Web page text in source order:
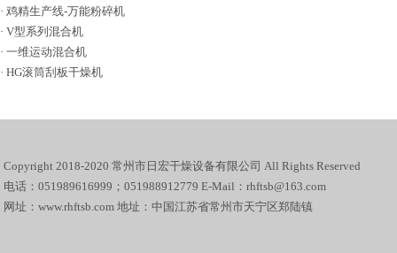
· 鸡精生产线-万能粉碎机
· V型系列混合机
· 一维运动混合机
· HG滚筒刮板干燥机
Copyright 2018-2020 常州市日宏干燥设备有限公司 All Rights Reserved
电话：051989616999；051988912779 E-Mail：rhftsb@163.com
网址：www.rhftsb.com 地址：中国江苏省常州市天宁区郑陆镇